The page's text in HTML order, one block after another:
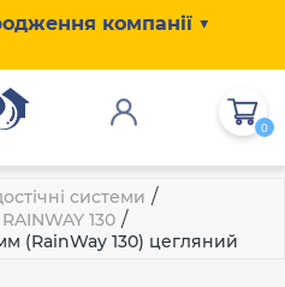
компанії ▼
0
системи /
130 /
(RainWay 130) цегляний